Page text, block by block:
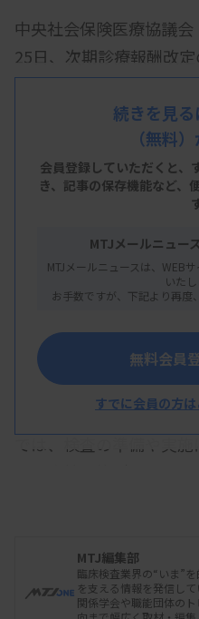
中央社会保険医療協議
25日、次期診療報酬改
筋でまとめた。今後中
論する。報告書は、病
言及し、臨床検査技師
関わることで「業務の
迅速化といったメリッ
一方で、議論の過程で
算点数がつくと大病院
を崩す懸念があるとの
よう、技術的に検討す
る意見を付記した。
今年5〜6月に厚生労働
では、検査の準備や実
分科会の報告書は、専
全性向上や効率化など
続きを見
（無料
会員登録していただくと、
き、 記事の保存機能など、
MTJメールニュー
MTJメールニュースは、WEB
いたし
お手数ですが、下記より再度
無料会員
すでに会員の方
MTJ編集部
臨床検査業界の“いま”
を支える情報を発信し
関係学会や職能団体の